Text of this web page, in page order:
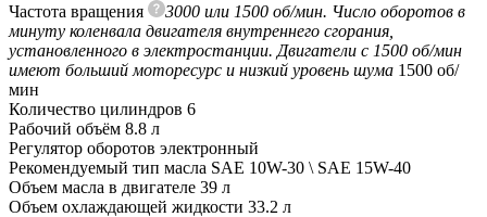
Частота вращения
3000 или 1500 об/мин. Число оборотов в
минуту коленвала двигателя внутреннего сгорания,
установленного в электростанции. Двигатели с 1500 об/мин
имеют больший моторесурс и низкий уровень шума 1500 об/
мин
Количество цилиндров 6
Рабочий объём 8.8 л
Регулятор оборотов электронный
Рекомендуемый тип масла SAE 10W-30 \ SAE 15W-40
Объем масла в двигателе 39 л
Объем охлаждающей жидкости 33.2 л